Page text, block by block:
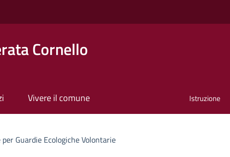
Cornello
Vivere il comune Istruzione
Guardie Ecologiche Volontarie